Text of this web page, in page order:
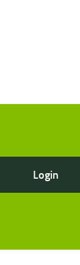
Login